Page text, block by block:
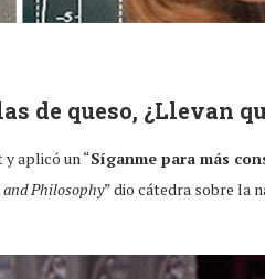
de queso, ¿Llevan
aplicó un “Síganme para más
and Philosophy” dio cátedra sobre la